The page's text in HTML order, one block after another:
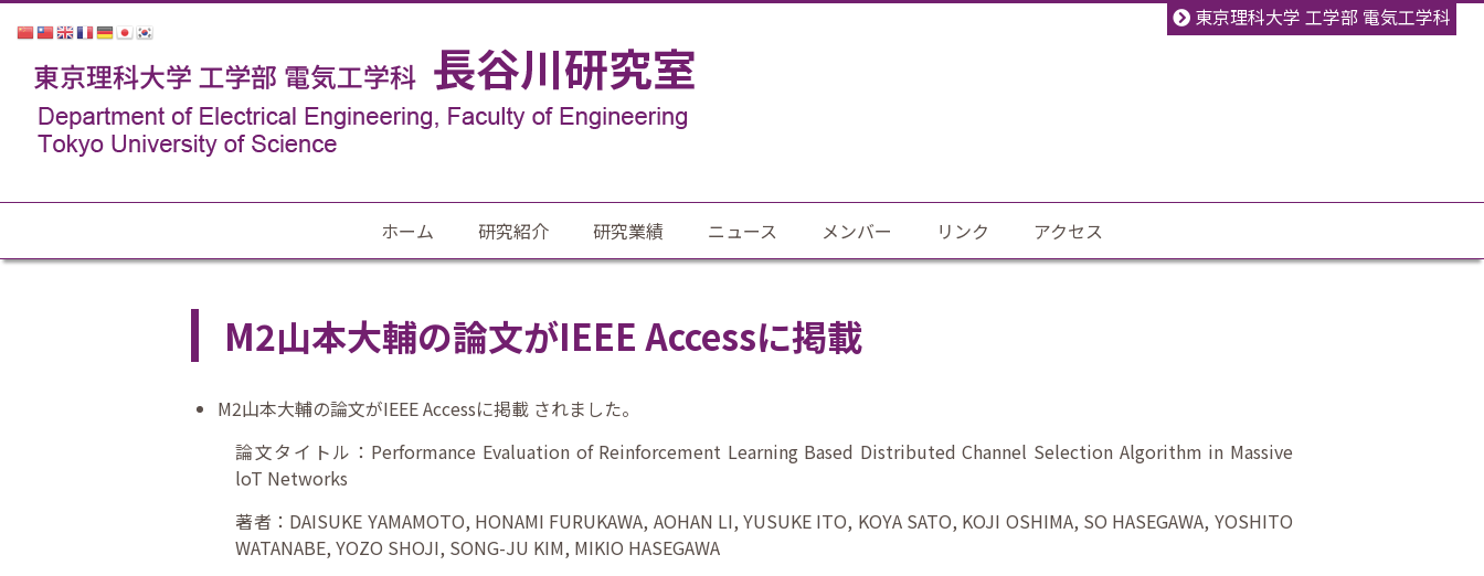
東京理科大学 工学部 電気工学科
ホーム 研究紹介 研究業績 ニュース メンバー リンク アクセス
M2山本大輔の論文がIEEE Accessに掲載
M2山本大輔の論文がIEEE Accessに掲載 されました。
論文タイトル：Performance Evaluation of Reinforcement Learning Based Distributed Channel Selection Algorithm in Massive
loT Networks
著者：DAISUKE YAMAMOTO, HONAMI FURUKAWA, AOHAN LI, YUSUKE ITO, KOYA SATO, KOJI OSHIMA, SO HASEGAWA, YOSHITO
WATANABE, YOZO SHOJI, SONG-JU KIM, MIKIO HASEGAWA